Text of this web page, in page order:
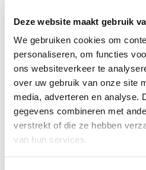
Deze website maakt gebruik
We gebruiken cookies om
personaliseren, om functies
ons websiteverkeer te
over uw gebruik van onze site
media, adverteren en analyse.
gegevens combineren met
verstrekt of die ze hebben
van hun services.
opdracht van Atlant
verpleegkunde
Hogeschool Arnhem
Bekijk de